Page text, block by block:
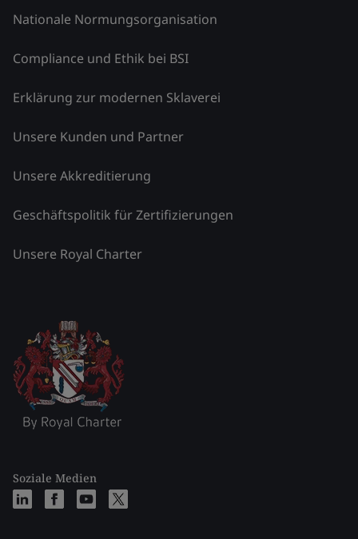
Nationale Normungsorganisation
Compliance und Ethik bei BSI
Erklärung zur modernen Sklaverei
Unsere Kunden und Partner
Unsere Akkreditierung
Geschäftspolitik für Zertifizierungen
Unsere Royal Charter
Soziale Medien